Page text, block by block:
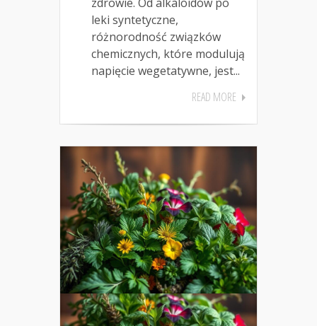
leki syntetyczne,
różnorodność związków
chemicznych, które modulują
napięcie wegetatywne, jest...
READ MORE